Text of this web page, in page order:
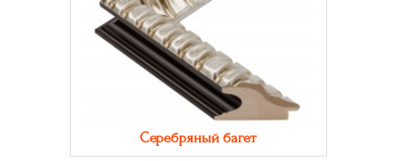
Серебряный багет